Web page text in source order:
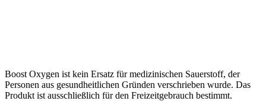
Boost Oxygen ist kein Ersatz für medizinischen Sauerstoff, der
Personen aus gesundheitlichen Gründen verschrieben wurde. Das
Produkt ist ausschließlich für den Freizeitgebrauch bestimmt.